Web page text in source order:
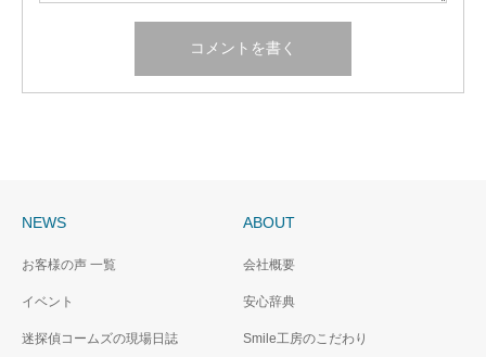
NEWS
お客様の声 一覧
イベント
迷探偵コームズの現場日誌
ABOUT
会社概要
安心辞典
Smile工房のこだわり